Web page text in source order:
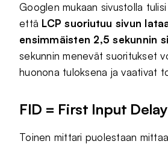
Googlen mukaan sivustolla
että LCP suoriutuu sivun
ensimmäisten 2,5 sekunnin
sekunnin menevät suoritukset
huonona tuloksena ja vaativat
FID = First Input Delay
Toinen mittari puolestaan